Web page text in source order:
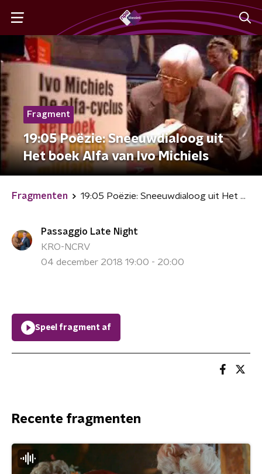
Fragment
19:05 Poëzie: Sneeuwdialoog uit
Het boek Alfa van Ivo Michiels
Fragmenten 19:05 Poëzie: Sneeuwdialoog uit Het boek Alfa van Ivo Michiels
Passaggio Late Night
KRO-NCRV
04 december 2018 19:00 - 20:00
Speel fragment af
Recente fragmenten